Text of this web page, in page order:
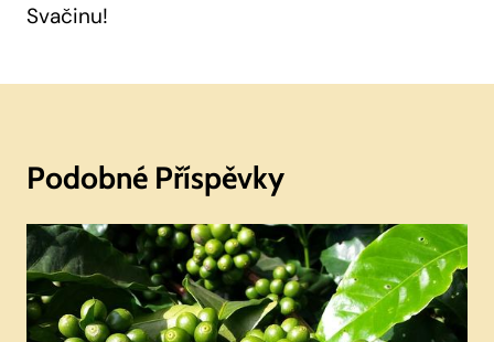
Svačinu!
Podobné Příspěvky